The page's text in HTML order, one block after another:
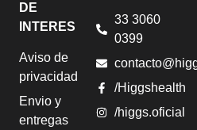
DE
INTERES
Aviso de
privacidad
Envio y
entregas
33 3060
0399
/Higgshealth
/higgs.oficial